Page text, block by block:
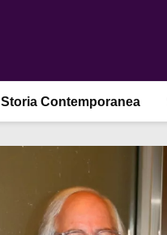
Storia Contemporanea